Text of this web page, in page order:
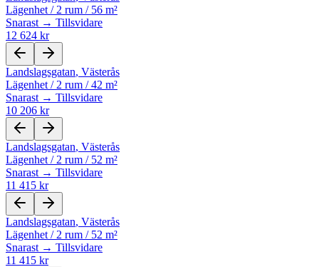
Lägenhet / 2 rum / 56 m²
Snarast → Tillsvidare
12 624 kr
Landslagsgatan, Västerås
Lägenhet / 2 rum /42 m²
Snarast → Tillsvidare
10 206 kr
Landslagsgatan, Västerås
Lägenhet / 2 rum / 52 m²
Snarast → Tillsvidare
11 415 kr
Landslagsgatan, Västerås
Lägenhet / 2 rum / 52 m²
Snarast → Tillsvidare
11 415 kr